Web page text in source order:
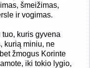
šmeižimas,
ir vogimas.
kuris gyvena
kurią miniu, ne
žmogus Korinte
iki tokio lygio,